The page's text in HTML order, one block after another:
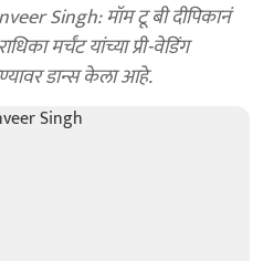
Singh: मॉम टू बी दीपिकानं
मर्चंट यांच्या प्री-वेडिंग
डान्स केला आहे.